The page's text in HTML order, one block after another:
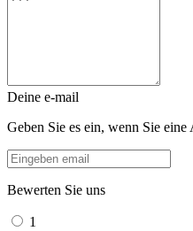
Deine e-mail
Geben Sie es ein, wenn Sie
Bewerten Sie uns
1